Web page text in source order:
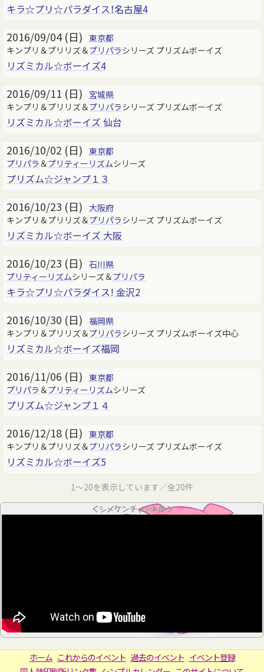
キラ☆プリ☆パラダイス！名古屋4
2016/09/04 (日) 東京都
キンプリ＆プリリズ＆プリパラシリーズ プリズムボーイズ
リズミカル☆ボーイズ4
2016/09/11 (日)
宮城県
キンプリ＆プリリズ＆プリパラシリーズ プリズムボーイズ
リズミカル☆ボーイズ 仙台
2016/10/02 (日) 東京都
プリパラ ＆プリティーリズムシリーズ
プリズム☆ジャンプ１３
2016/10/23 (日) 大阪府
キンプリ＆プリリズ＆プリパラシリーズ プリズムボーイズ
リズミカル☆ボーイズ 大阪
2016/10/23 (日) 石川県
プリティーリズムシリーズ＆プリパラ
キラ☆プリ☆パラダイス! 金沢2
2016/10/30 (日) 福岡県
キンプリ＆プリリズ＆プリパラシリーズ プリズムボーイズ中心
リズミカル☆ボーイズ福岡
2016/11/06 (日) 東京都
プリパラ ＆プリティーリズムシリーズ
プリズム☆ジャンプ１４
2016/12/18 (日) 東京都
キンプリ＆プリリズ＆プリパラシリーズ プリズムボーイズ
リズミカル☆ボーイズ5
1～20を表示しています／全20件
＜シメケンチャンネル＞
ホーム これからのイベント 過去のイベント イベント登録